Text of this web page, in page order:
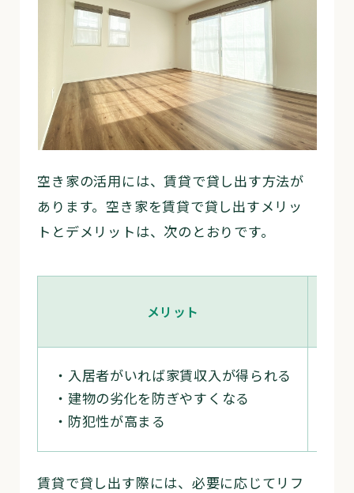
空き家の活用には、賃貸で貸し出す方法が
あります。空き家を賃貸で貸し出すメリッ
トとデメリットは、次のとおりです。
メリット
・入居者がいれば家賃収入が得られる
・建物の劣化を防ぎやすくなる
・防犯性が高まる
賃貸で貸し出す際には、必要に応じてリフ